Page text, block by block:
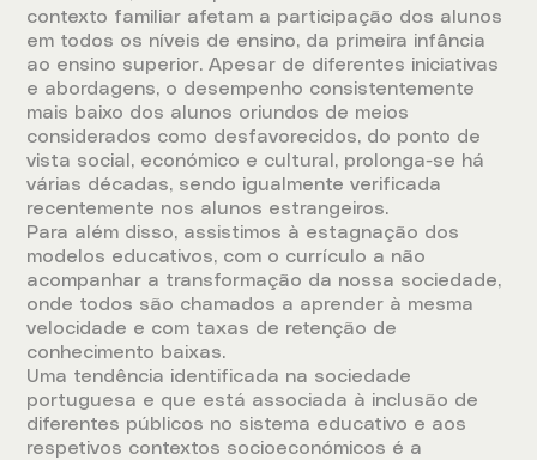
contexto familiar afetam a participação dos alunos
em todos os níveis de ensino, da primeira infância
ao ensino superior. Apesar de diferentes iniciativas
e abordagens, o desempenho consistentemente
mais baixo dos alunos oriundos de meios
considerados como desfavorecidos, do ponto de
vista social, económico e cultural, prolonga-se há
várias décadas, sendo igualmente verificada
recentemente nos alunos estrangeiros.
Para além disso, assistimos à estagnação dos
modelos educativos, com o currículo a não
acompanhar a transformação da nossa sociedade,
onde todos são chamados a aprender à mesma
velocidade e com taxas de retenção de
conhecimento baixas.
Uma tendência identificada na sociedade
portuguesa e que está associada à inclusão de
diferentes públicos no sistema educativo e aos
respetivos contextos socioeconómicos é a